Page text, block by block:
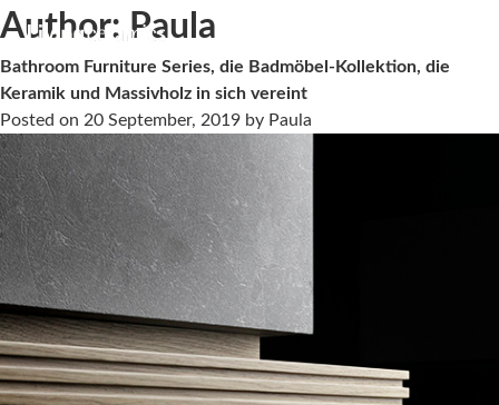
Author:Paula
Bathroom Furniture Series, die Badmöbel-Kollektion, die
Keramik und Massivholz in sich vereint
Posted on 20 September, 2019 by Paula